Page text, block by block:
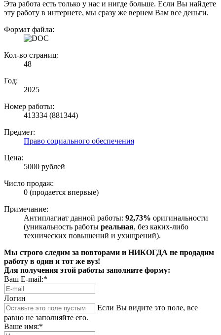
Эта работа есть только у нас и нигде больше. Если Вы найдете
эту работу в интернете, мы сразу же вернем Вам все деньги.
Формат файла:
Кол-во страниц:
48
Год:
2025
Номер работы:
413334 (881344)
Предмет:
Право социального обеспечения
Цена:
5000 рублей
Число продаж:
0 (продается впервые)
Примечание:
Антиплагиат данной работы: 92,73% оригинальности
(уникальность работы реальная, без каких-либо
технических повышений и ухищрений).
Мы строго следим за повторами и НИКОГДА не продадим
работу в один и тот же вуз!
Для получения этой работы заполните форму:
Ваш E-mail:*
Логин
Если Вы видите это поле, все
равно не заполняйте его.
Ваше имя:*